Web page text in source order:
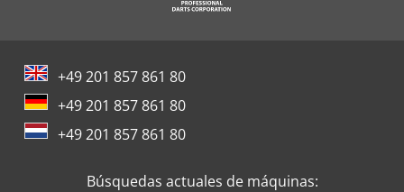
+49 201 857 861 80
+49 201 857 861 80
+49 201 857 861 80
Búsquedas actuales de máquinas: